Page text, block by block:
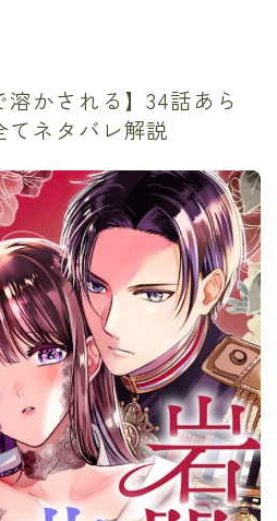
溶かされる】34話あら
ネタバレ解説